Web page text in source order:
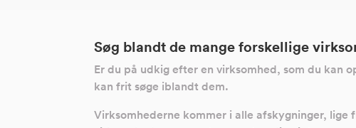
Søg blandt de mange forskellige
Er du på udkig efter en virksomhed, som du kan
kan frit søge iblandt dem.
Virksomhederne kommer i alle afskygninger, lige